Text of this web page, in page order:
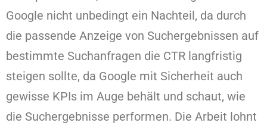
Google nicht unbedingt ein Nachteil, da durch
die passende Anzeige von Suchergebnissen auf
bestimmte Suchanfragen die CTR langfristig
steigen sollte, da Google mit Sicherheit auch
gewisse KPIs im Auge behält und schaut, wie
die Suchergebnisse performen. Die Arbeit lohnt